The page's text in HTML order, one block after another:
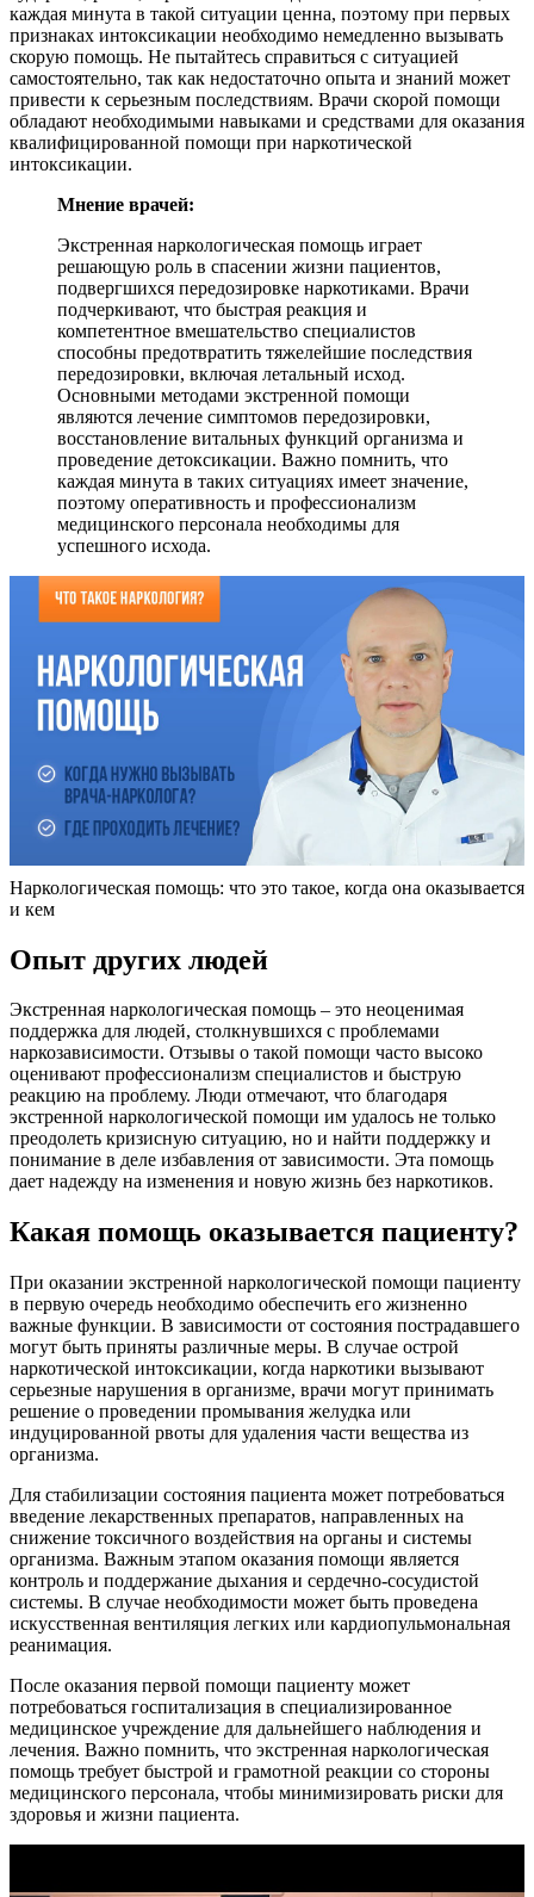
каждая минута в такой ситуации ценна, поэтому при первых
признаках интоксикации необходимо немедленно вызывать
скорую помощь. Не пытайтесь справиться с ситуацией
самостоятельно, так как недостаточно опыта и знаний может
привести к серьезным последствиям. Врачи скорой помощи
обладают необходимыми навыками и средствами для оказания
квалифицированной помощи при наркотической
интоксикации.
Мнение врачей:
Экстренная наркологическая помощь играет
решающую роль в спасении жизни пациентов,
подвергшихся передозировке наркотиками. Врачи
подчеркивают, что быстрая реакция и
компетентное вмешательство специалистов
способны предотвратить тяжелейшие последствия
передозировки, включая летальный исход.
Основными методами экстренной помощи
являются лечение симптомов передозировки,
восстановление витальных функций организма и
проведение детоксикации. Важно помнить, что
каждая минута в таких ситуациях имеет значение,
поэтому оперативность и профессионализм
медицинского персонала необходимы для
успешного исхода.
Наркологическая помощь: что это такое, когда она оказывается
и кем
Опыт других людей
Экстренная наркологическая помощь – это неоценимая
поддержка для людей, столкнувшихся с проблемами
наркозависимости. Отзывы о такой помощи часто высоко
оценивают профессионализм специалистов и быструю
реакцию на проблему. Люди отмечают, что благодаря
экстренной наркологической помощи им удалось не только
преодолеть кризисную ситуацию, но и найти поддержку и
понимание в деле избавления от зависимости. Эта помощь
дает надежду на изменения и новую жизнь без наркотиков.
Какая помощь оказывается пациенту?
При оказании экстренной наркологической помощи пациенту
в первую очередь необходимо обеспечить его жизненно
важные функции. В зависимости от состояния пострадавшего
могут быть приняты различные меры. В случае острой
наркотической интоксикации, когда наркотики вызывают
серьезные нарушения в организме, врачи могут принимать
решение о проведении промывания желудка или
индуцированной рвоты для удаления части вещества из
организма.
Для стабилизации состояния пациента может потребоваться
введение лекарственных препаратов, направленных на
снижение токсичного воздействия на органы и системы
организма. Важным этапом оказания помощи является
контроль и поддержание дыхания и сердечно-сосудистой
системы. В случае необходимости может быть проведена
искусственная вентиляция легких или кардиопульмональная
реанимация.
После оказания первой помощи пациенту может
потребоваться госпитализация в специализированное
медицинское учреждение для дальнейшего наблюдения и
лечения. Важно помнить, что экстренная наркологическая
помощь требует быстрой и грамотной реакции со стороны
медицинского персонала, чтобы минимизировать риски для
здоровья и жизни пациента.